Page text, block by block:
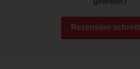
Rezension